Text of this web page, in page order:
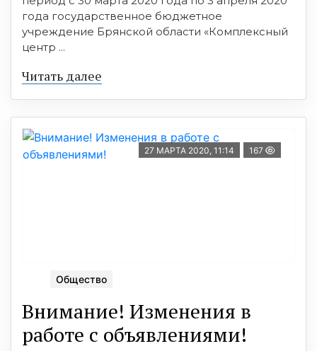
года государственное бюджетное
учреждение Брянской области «Комплексный
центр ...
Читать далее
27 МАРТА 2020, 11:14 167
Общество
Внимание! Изменения в
работе с объявлениями!